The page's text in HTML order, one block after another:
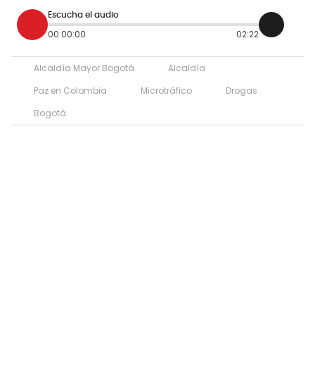
Escucha el audio
00:00:00 02:22
Alcaldía Mayor Bogotá
Alcaldía
Paz en Colombia
Microtráfico
Drogas
Bogotá